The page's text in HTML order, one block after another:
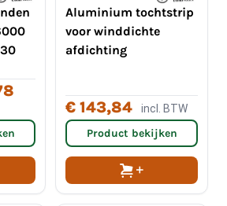
Aluminium tochtstrip
voor winddichte
afdichting
€ 143,84 incl. BTW
Product bekijken